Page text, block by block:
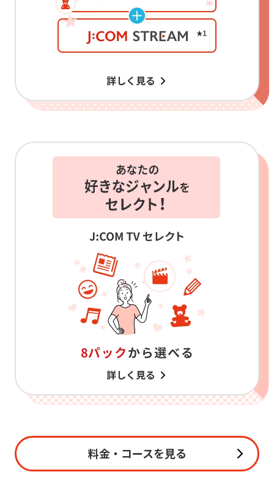
詳しく見る
詳しく見る
料金・コースを見る